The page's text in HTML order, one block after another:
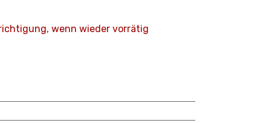
wenn wieder vorrätig